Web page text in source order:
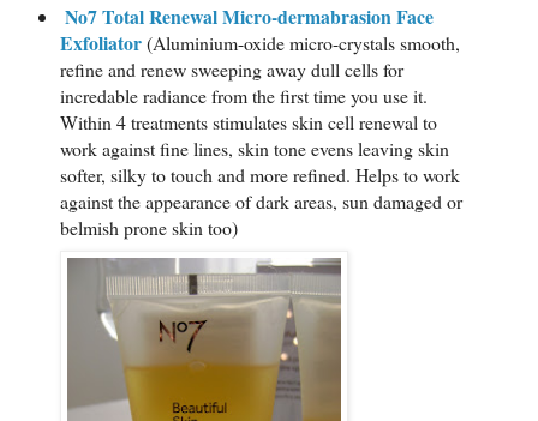
No7 Total Renewal Micro-dermabrasion Face
Exfoliator(Aluminium-oxide micro-crystals smooth,
refine and renew sweeping away dull cells for
incredable radiance from the first time you use it.
Within 4 treatments stimulates skin cell renewal to
work against fine lines, skin tone evens leaving skin
softer, silky to touch and more refined. Helps to work
against the appearance of dark areas, sun damaged or
belmish prone skin too)